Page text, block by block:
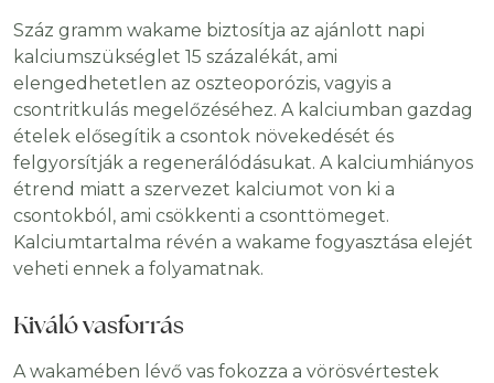
Száz gramm wakame biztosítja az ajánlott napi
kalciumszükséglet 15 százalékát, ami
elengedhetetlen az oszteoporózis, vagyis a
csontritkulás megelőzéséhez. A kalciumban gazdag
ételek elősegítik a csontok növekedését és
felgyorsítják a regenerálódásukat. A kalciumhiányos
étrend miatt a szervezet kalciumot von ki a
csontokból, ami csökkenti a csonttömeget.
Kalciumtartalma révén a wakame fogyasztása elejét
veheti ennek a folyamatnak.
Kiváló vasforrás
A wakamében lévő vas fokozza a vörösvértestek